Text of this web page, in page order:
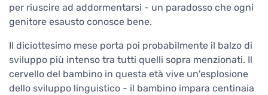
per riuscire ad addormentarsi - un paradosso che ogni
genitore esausto conosce bene.
Il diciottesimo mese porta poi probabilmente il balzo di
sviluppo più intenso tra tutti quelli sopra menzionati. Il
cervello del bambino in questa età vive un'esplosione
dello sviluppo linguistico - il bambino impara centinaia